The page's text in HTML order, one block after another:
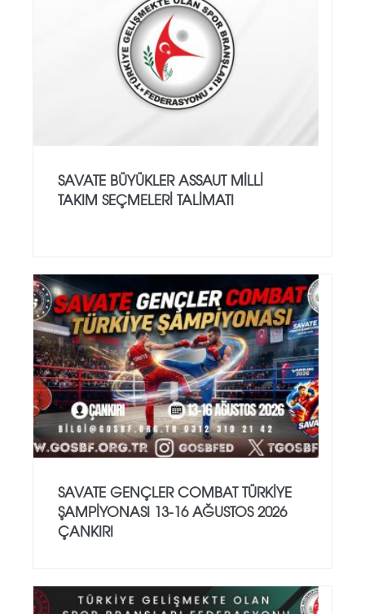
SAVATE BÜYÜKLER ASSAUT MİLLİ
TAKIM SEÇMELERİ TALİMATI
SAVATE GENÇLER COMBAT TÜRKİYE
ŞAMPİYONASI 13-16 AĞUSTOS 2026
ÇANKIRI